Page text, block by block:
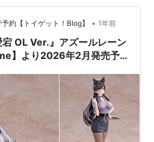
約【トイゲット！Blog】 • 1年前
宕 OL Ver.』アズールレーン
】より2026年2月発売予